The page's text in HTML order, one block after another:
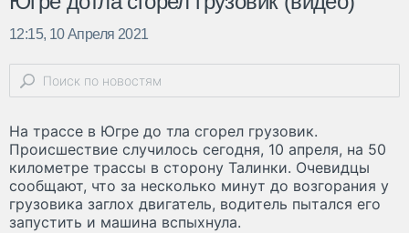
12:15, 10 Апреля 2021
На трассе в Югре до тла сгорел грузовик.
Происшествие случилось сегодня, 10 апреля, на 50
километре трассы в сторону Талинки. Очевидцы
сообщают, что за несколько минут до возгорания у
грузовика заглох двигатель, водитель пытался его
запустить и машина вспыхнула.